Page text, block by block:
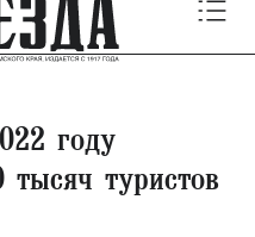
году
туристов